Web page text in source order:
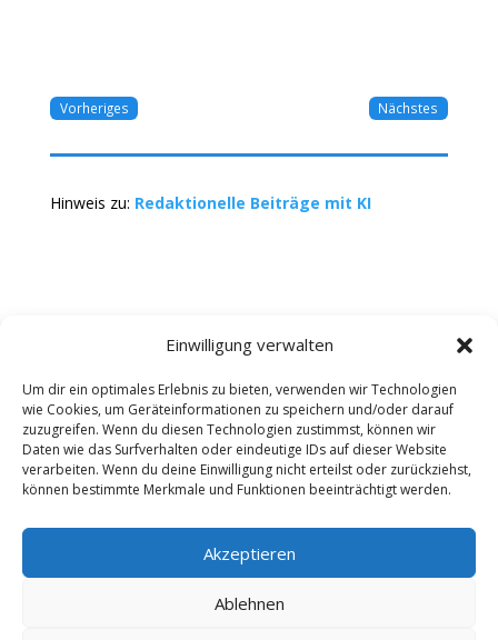
Einwilligung verwalten
Um dir ein optimales Erlebnis zu bieten, verwenden wir Technologien
wie Cookies, um Geräteinformationen zu speichern und/oder darauf
zuzugreifen. Wenn du diesen Technologien zustimmst, können wir
Daten wie das Surfverhalten oder eindeutige IDs auf dieser Website
verarbeiten. Wenn du deine Einwilligung nicht erteilst oder zurückziehst,
können bestimmte Merkmale und Funktionen beeinträchtigt werden.
Akzeptieren
Ablehnen
Vorheriges Nächstes
Hinweis zu: Redaktionelle Beiträge mit KI
Kontakt Impressum
Datenschutz
Werbung buchen
AGB
Copyright 2025-2026 | Web24 Consulting AVO UG |
Alle Rechte vorbehalten *Werbehinweis: Die ist ein
Portal mit Infos zu Dienstleistern und Fachbetrieben
sowie einem Anbieterverzeichnis. Wenn Sie bei den
Werbepartnern ein Angebot anfordern oder etwas